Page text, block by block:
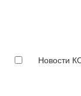
Новости